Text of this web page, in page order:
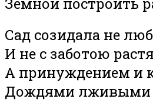
Сад созидала не
И не с заботою
А принуждением и
Дождями лживыми